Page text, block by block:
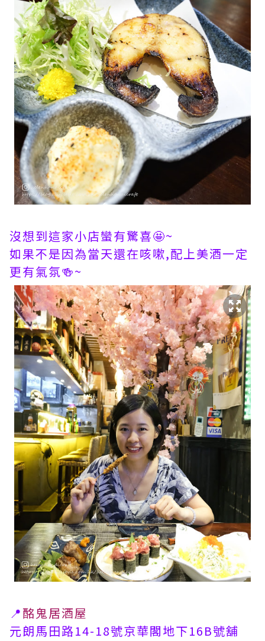
沒想到這家小店蠻有驚喜🤩~
如果不是因為當天還在咳嗽,配上美酒一定
更有氣氛🍻~
📍酩鬼居酒屋
元朗馬田路14-18號京華閣地下16B號舖